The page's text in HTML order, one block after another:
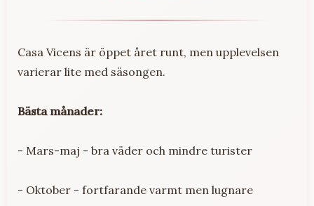
Casa Vicens är öppet året runt, men upplevelsen
varierar lite med säsongen.
Bästa månader:
- Mars-maj - bra väder och mindre turister
- Oktober - fortfarande varmt men lugnare